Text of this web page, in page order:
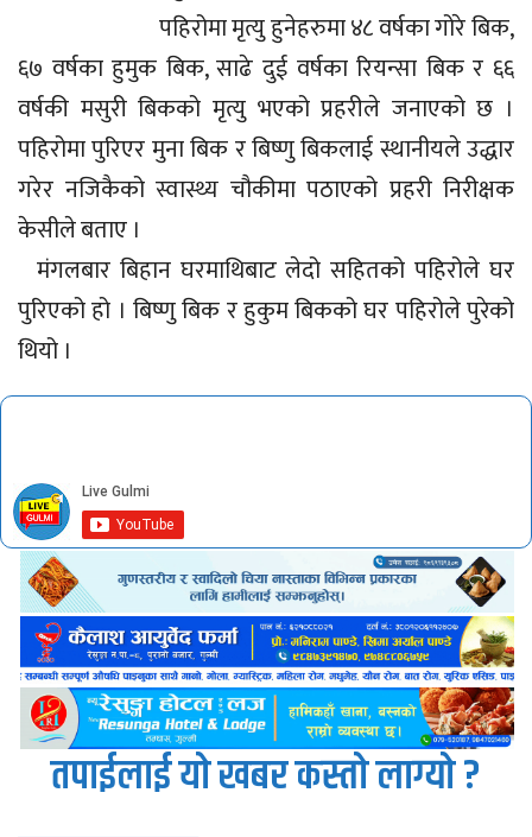
पहिरोमा मृत्यु हुनेहरुमा ४८ वर्षका गोरे बिक,
६७ वर्षका हुमुक बिक, साढे दुई वर्षका रियन्सा बिक र ६६
वर्षकी मसुरी बिकको मृत्यु भएको प्रहरीले जनाएको छ ।
पहिरोमा पुरिएर मुना बिक र बिष्णु बिकलाई स्थानीयले उद्धार
गरेर नजिकैको स्वास्थ्य चौकीमा पठाएको प्रहरी निरीक्षक
केसीले बताए ।
मंगलबार बिहान घरमाथिबाट लेदो सहितको पहिरोले घर
पुरिएको हो । बिष्णु बिक र हुकुम बिकको घर पहिरोले पुरेको
थियो ।
तपाईलाई यो खबर कस्तो लाग्यो ?